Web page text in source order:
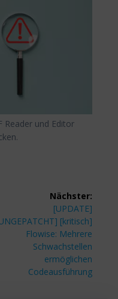
Reader und Editor
Nächster:
Nächster
Beitrag:
[UPDATE]
[kritisch]
Flowise: Mehrere
Schwachstellen
ermöglichen
Codeausführung